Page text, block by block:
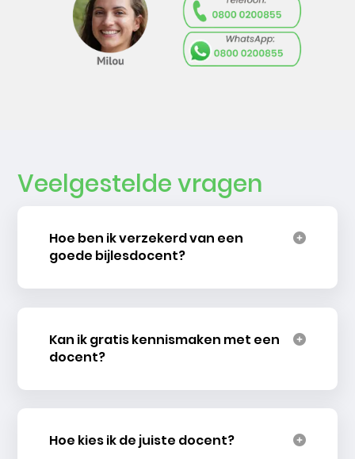
Veelgestelde vragen
Hoe ben ik verzekerd van een
goede bijlesdocent?
Kan ik gratis kennismaken met een
docent?
Hoe kies ik de juiste docent?